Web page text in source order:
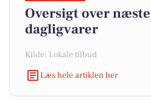
Oversigt over
dagligvarer
Kilde: Lokale tilbud
Læs hele artiklen her